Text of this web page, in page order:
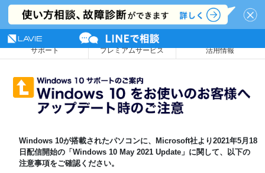
NEC LAVIE公式サイト
サポート プレミアムサービス 活用情報
Windows 10が搭載されたパソコンに、Microsoft社より2021年5月18
日配信開始の「Windows 10 May 2021 Update」に関して、以下の
注意事項をご確認ください。